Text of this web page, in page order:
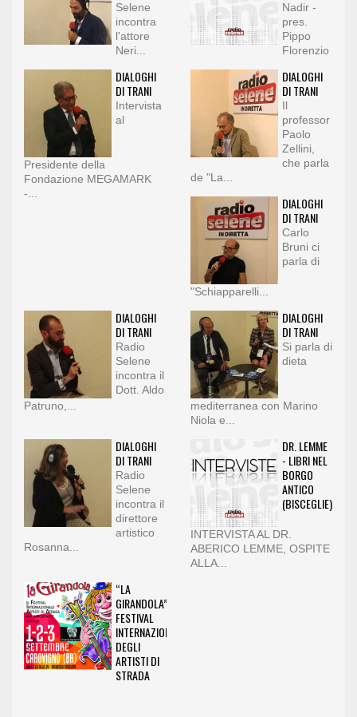
Selene
incontra
l'attore
Neri...
Nadir -
pres.
Pippo
Florenzio
DIALOGHI
DI TRANI
Intervista
al
Presidente della
Fondazione MEGAMARK
-...
DIALOGHI
DI TRANI
Il
professor
Paolo
Zellini,
che parla
de "La...
DIALOGHI
DI TRANI
Carlo
Bruni ci
parla di
"Schiapparelli...
DIALOGHI
DI TRANI
Radio
Selene
incontra il
Dott. Aldo
Patruno,...
DIALOGHI
DI TRANI
Si parla di
dieta
mediterranea con Marino
Niola e...
DIALOGHI
DI TRANI
Radio
Selene
incontra il
direttore
artistico
Rosanna...
DR. LEMME
- LIBRI NEL
BORGO
ANTICO
(BISCEGLIE)
INTERVISTA AL DR.
ABERICO LEMME, OSPITE
ALLA...
“LA
GIRANDOLA”:
FESTIVAL
INTERNAZIONALE
DEGLI
ARTISTI DI
STRADA